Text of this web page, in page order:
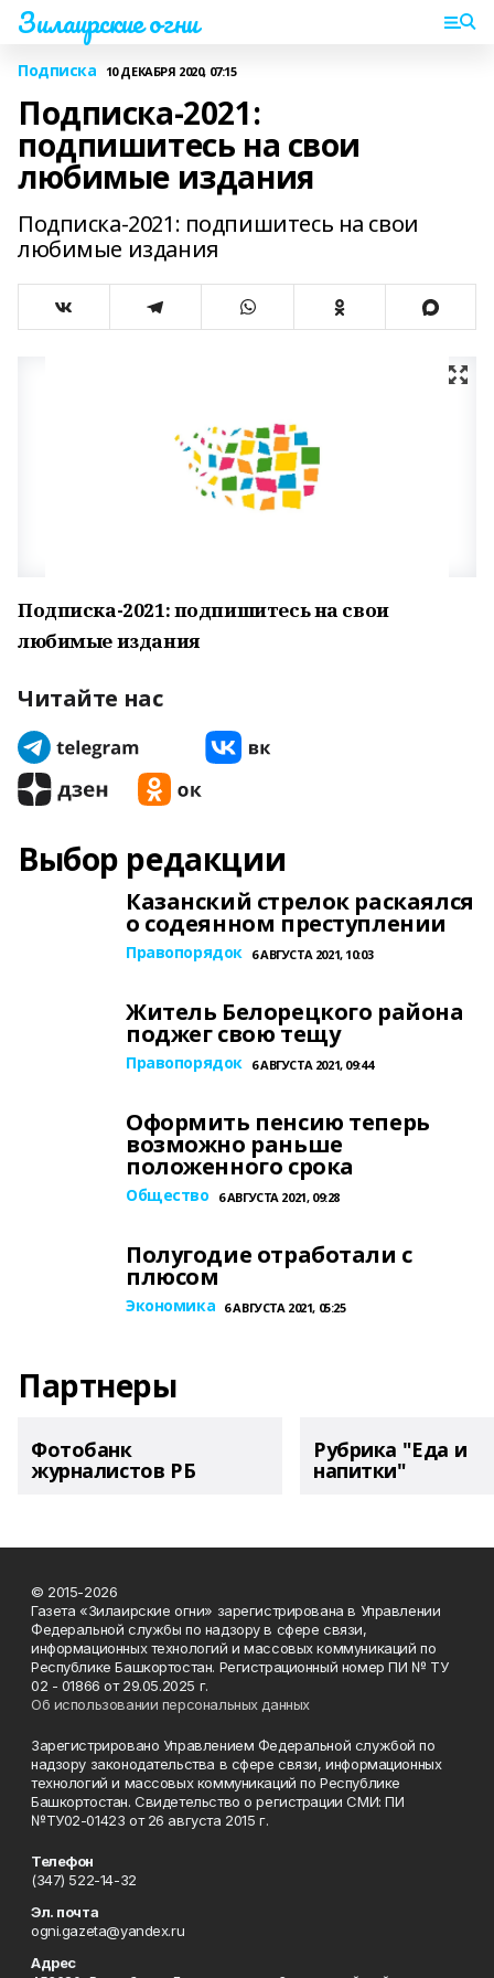
Зилаирские огни
Подписка 10 ДЕКАБРЯ 2020, 07:15
Подписка-2021:
подпишитесь на свои
любимые издания
Подписка-2021: подпишитесь на свои
любимые издания
Подписка-2021: подпишитесь на свои
любимые издания
Читайте нас
Выбор редакции
Казанский стрелок раскаялся
о содеянном преступлении
Правопорядок 6 АВГУСТА 2021, 10:03
Житель Белорецкого района
поджег свою тещу
Правопорядок 6 АВГУСТА 2021, 09:44
Оформить пенсию теперь
возможно раньше
положенного срока
Общество 6 АВГУСТА 2021, 09:28
Полугодие отработали с
плюсом
Экономика 6 АВГУСТА 2021, 05:25
Партнеры
Фотобанк
журналистов РБ
Рубрика "Еда и
напитки"
© 2015-2026
Газета «Зилаирские огни» зарегистрирована в Управлении
Федеральной службы по надзору в сфере связи,
информационных технологий и массовых коммуникаций по
Республике Башкортостан. Регистрационный номер ПИ № ТУ
02 - 01866 от 29.05.2025 г.
Об использовании персональных данных
Зарегистрировано Управлением Федеральной службой по
надзору законодательства в сфере связи, информационных
технологий и массовых коммуникаций по Республике
Башкортостан. Свидетельство о регистрации СМИ: ПИ
№ТУ02-01423 от 26 августа 2015 г.
Телефон
(347) 522-14-32
Эл. почта
ogni.gazeta@yandex.ru
Адрес